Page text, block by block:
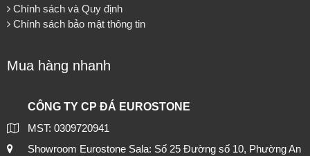
Chính sách và Quy định
Chính sách bảo mật thông tin
Mua hàng nhanh
CÔNG TY CP ĐÁ EUROSTONE
MST: 0309720941
Showroom Eurostone Sala: Số 25 Đường số 10, Phường An